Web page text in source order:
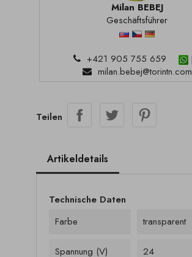
Milan BEBEJ
Geschäftsführer
+421 905 755 659
milan.bebej@torintn.com
Teilen
Artikeldetails
Technische Daten
Farbe
transparent
Spannung (V) 24